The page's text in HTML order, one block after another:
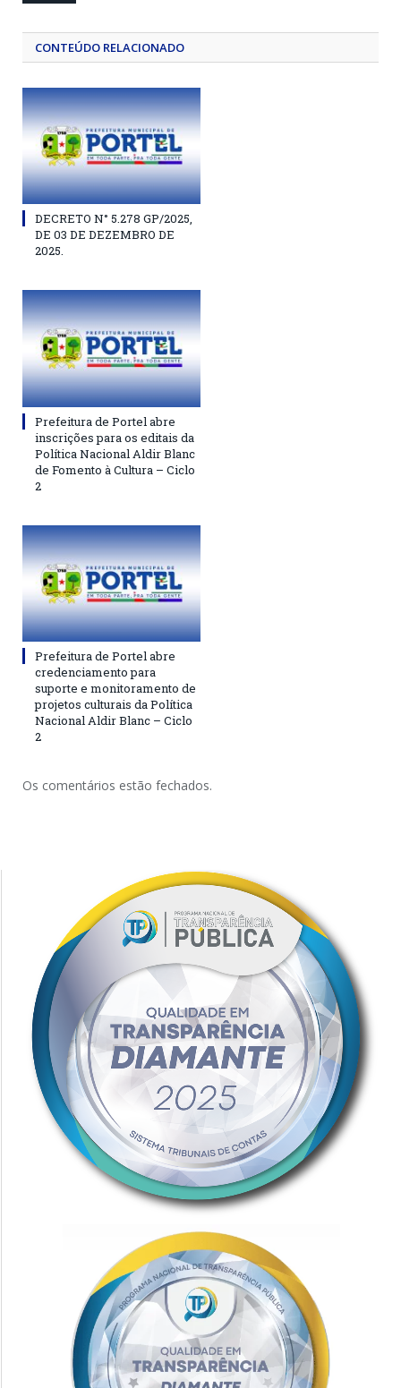
CONTEÚDO RELACIONADO
DECRETO N° 5.278 GP/2025,
DE 03 DE DEZEMBRO DE
2025.
Prefeitura de Portel abre
inscrições para os editais da
Política Nacional Aldir Blanc
de Fomento à Cultura – Ciclo
2
Prefeitura de Portel abre
credenciamento para
suporte e monitoramento de
projetos culturais da Política
Nacional Aldir Blanc – Ciclo
2
Os comentários estão fechados.